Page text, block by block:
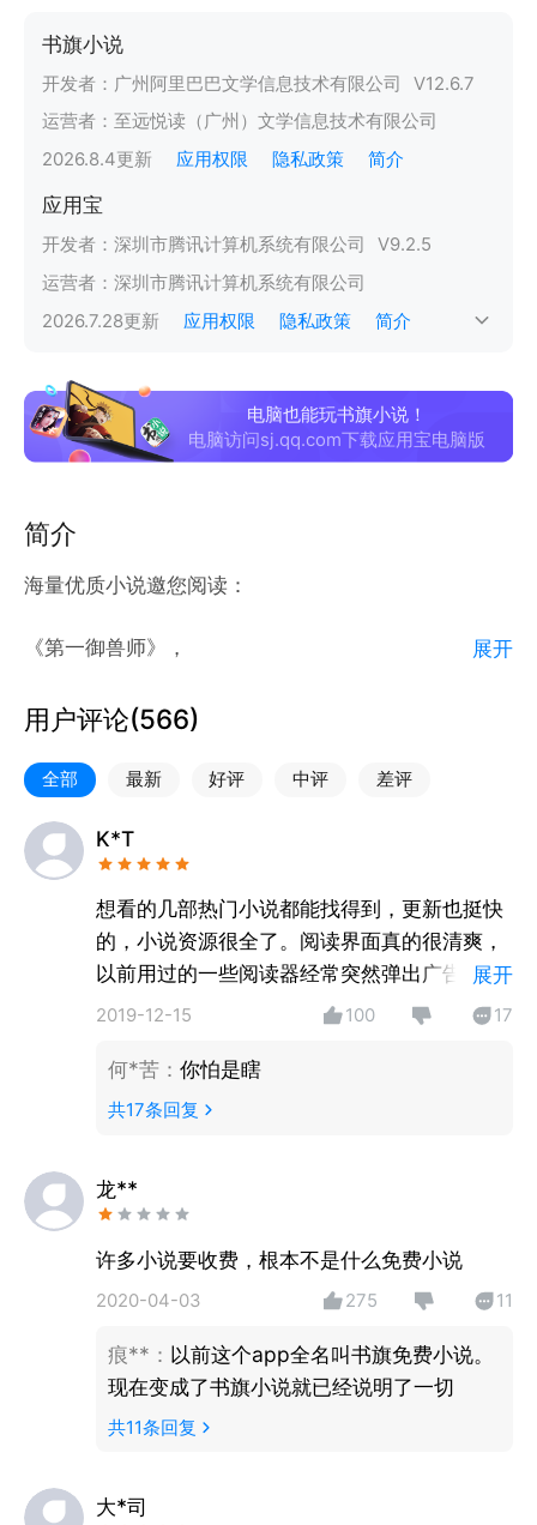
书旗小说
开发者： 广州阿里巴巴文学信息技术有限公司 V12.6.7
运营者： 至远悦读（广州）文学信息技术有限公司
2026.8.4更新 应用权限 隐私政策 简介
应用宝
开发者： 深圳市腾讯计算机系统有限公司 V9.2.5
运营者： 深圳市腾讯计算机系统有限公司
2026.7.28更新 应用权限 隐私政策 简介
电脑也能玩书旗小说！
电脑访问sj.qq.com下载应用宝电脑版
简介
海量优质小说邀您阅读：
《第一御兽师》，
入站必看！
书籍介绍：
全球异变，魔兽入侵。 御兽师，肩负起拯救人类文明
的重任。
肖星宇穿越后，觉醒【神级御兽系统】。
开启魔神之眼，可以看穿所有御兽隐藏进化路线、激活
隐藏血脉、开启无限进化……
多年后。，肖星宇身边上古神兽环绕，混沌天元龙、燃
血凤凰王、冥府夜麒麟、弑神堕天使……
身为龙国最强御兽师，肖星宇率领神兽大军踏碎山河，
统治寰宇，将宇宙万族踩在脚下！
【海量热门影视原著】
赵丽颖、林更新领衔主演，灵界在逃碧苍王沈璃与上神
行止，在一起除恶扬善、探索真相的过程中互生情愫。
《白烁上神》
白鹿、敖瑞鹏主演《白月梵星》影视原著小说，聪慧狡
巅峰之作。
《千朵桃花一世开》
展开
用户评论(566)
全部 最新 好评 中评 差评
K*T
想看的几部热门小说都能找得到，更新也挺快
的，小说资源很全了。阅读界面真的很清爽，
以前用过的一些阅读器经常突然弹出广告，非
常影响阅读体验，没有广告要点个赞。
展开
2019-12-15 100 17
何*苦： 你怕是瞎
共17条回复
龙**
许多小说要收费，根本不是什么免费小说
2020-04-03 275 11
痕** ： 以前这个app全名叫书旗免费小说。
现在变成了书旗小说就已经说明了一切
共11条回复
大*司